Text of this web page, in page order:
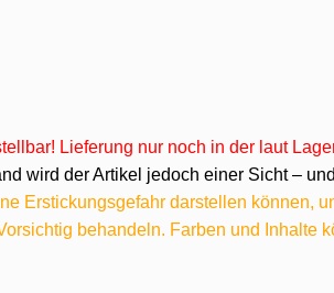
Lieferung nur noch in der laut
wird der Artikel jedoch einer Sicht –
Erstickungsgefahr darstellen können,
behandeln. Farben und Inhalte